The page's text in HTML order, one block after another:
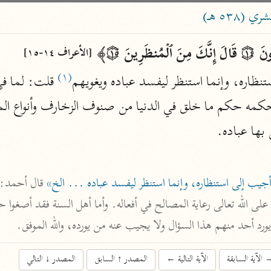
ساهم معنا في نشر القرآن والعلم الشرعي
الباحث القرآني
علوم مصاحف
Type 2 or
more
فتح البيان
صديق حسن خان (١٣٠٧ هـ)
نحو ١٢ مجلدًا
فتح القدير
الشوكاني (١٢٥٠ هـ)
هـ)
[الأعراف ١٤-١٥]
وإنما استنظر ليفسد عباده ويغويهم(١)
عباده.
إلى استنظاره، وإنما استنظر ليفسد عباده ... الخ»
أحد منهم هذا السؤال ولا يجيب عنه من يورده، والله الموفق.
الآية السابقة الآية التالية ← المصدر↑السابق المصدر↓التالي